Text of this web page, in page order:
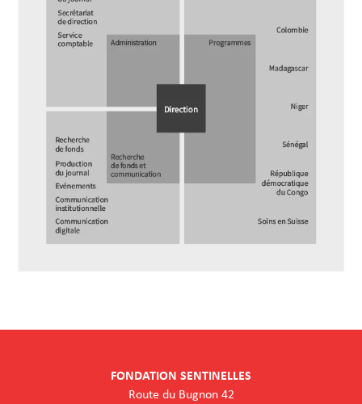
FONDATION SENTINELLES
Route du Bugnon 42